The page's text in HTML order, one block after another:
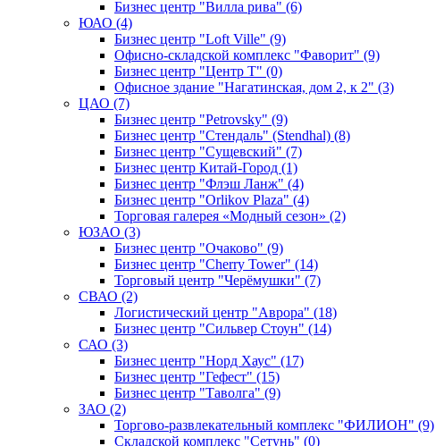
Бизнес центр "Вилла рива" (6)
ЮАО (4)
Бизнес центр "Loft Ville" (9)
Офисно-складской комплекс "Фаворит" (9)
Бизнес центр "Центр Т" (0)
Офисное здание "Нагатинская, дом 2, к 2" (3)
ЦАО (7)
Бизнес центр "Petrovsky" (9)
Бизнес центр "Стендаль" (Stendhal) (8)
Бизнес центр "Сущевский" (7)
Бизнес центр Китай-Город (1)
Бизнес центр "Флэш Ланж" (4)
Бизнес центр "Orlikov Plaza" (4)
Торговая галерея «Модный сезон» (2)
ЮЗАО (3)
Бизнес центр "Очаково" (9)
Бизнес центр "Cherry Tower" (14)
Торговый центр "Черёмушки" (7)
СВАО (2)
Логистический центр "Аврора" (18)
Бизнес центр "Сильвер Стоун" (14)
САО (3)
Бизнес центр "Норд Хаус" (17)
Бизнес центр "Гефест" (15)
Бизнес центр "Таволга" (9)
ЗАО (2)
Торгово-развлекательный комплекс "ФИЛИОН" (9)
Складской комплекс "Сетунь" (0)